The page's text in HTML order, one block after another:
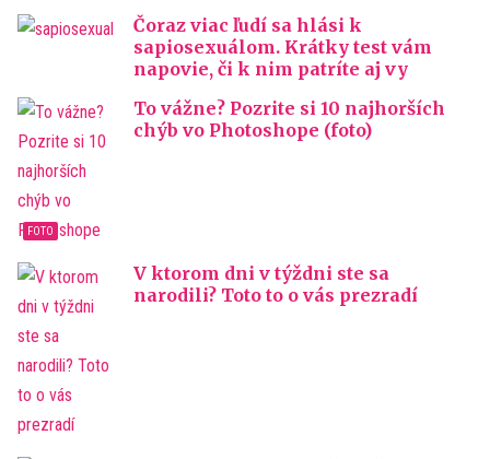
Čoraz viac ľudí sa hlási k
sapiosexuálom. Krátky test vám
napovie, či k nim patríte aj vy
To vážne? Pozrite si 10 najhorších
chýb vo Photoshope (foto)
V ktorom dni v týždni ste sa
narodili? Toto to o vás prezradí